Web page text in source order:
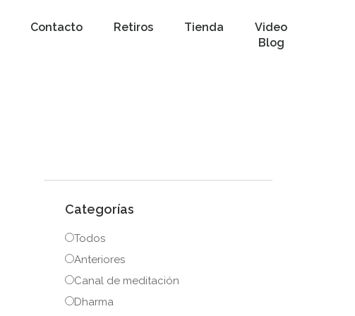
Contacto Retiros Tienda
Video
Blog
Categorías
Todos
Anteriores
Canal de meditación
Dharma